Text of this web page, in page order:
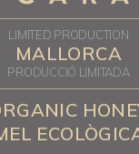
LIMITED PRODUCTION
MALLORCA
PRODUCCIÓ LIMITADA